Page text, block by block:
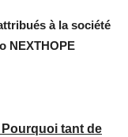
à la société
NEXTHOPE
Pourquoi tant de